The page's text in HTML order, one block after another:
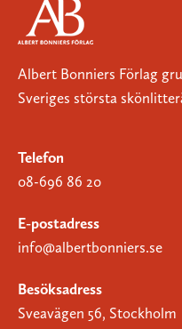
Albert Bonniers Förlag
Sveriges största
Telefon
08-696 86 20
E-postadress
info@albertbonniers.se
Besöksadress
Sveavägen 56, Stockholm